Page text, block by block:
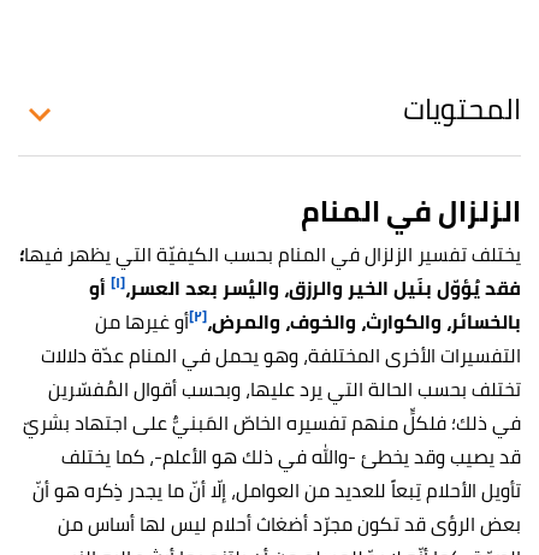
المحتويات
الزلزال في المنام
يختلف تفسير الزلزالفي المنام بحسب الكيفيّة التي يظهر فيها؛
فقد يُؤوّل بنَيل الخير والرزق، واليُسر بعد العسر،[١] أو
بالخسائر، والكوارث، والخوف، والمرض،[٢] أو غيرها من
التفسيرات الأخرى المختلفة، وهو يحمل في المنام عدّة دلالات
تختلف بحسب الحالة التي يرد عليها، وبحسب أقوال المُفسّرين
في ذلك؛ فلكلٍّ منهم تفسيره الخاصّ المَبنيٌّ على اجتهاد بشريّ
قد يصيب وقد يخطئ -والله في ذلك هو الأعلم-، كما يختلف
تأويل الأحلام تِبعاً للعديد من العوامل، إلّا أنّ ما يجدر ذِكره هو أنّ
بعض الرؤى قد تكون مجرّد أضغاث أحلام ليس لها أساس من